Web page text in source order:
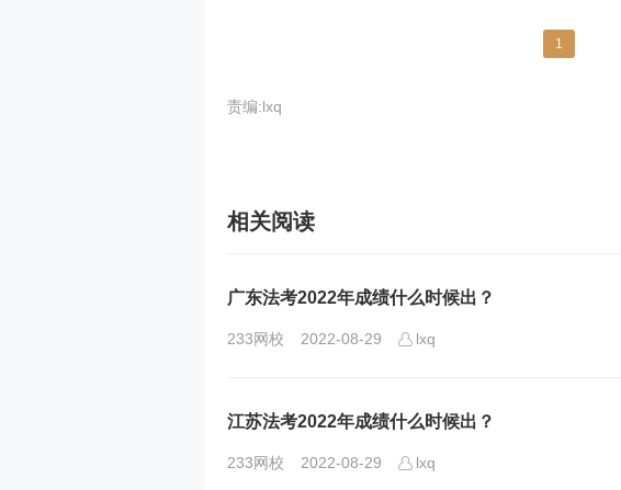
1
责编:lxq
相关阅读
广东法考2022年成绩什么时候出？
233网校 2022-08-29 lxq
江苏法考2022年成绩什么时候出？
233网校 2022-08-29 lxq